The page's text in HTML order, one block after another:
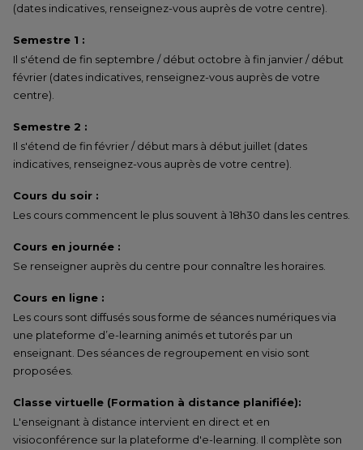
(dates indicatives, renseignez-vous auprès de votre centre).
Semestre 1 :
Il s'étend de fin septembre / début octobre à fin janvier / début
février (dates indicatives, renseignez-vous auprès de votre
centre).
Semestre 2 :
Il s'étend de fin février / début mars à début juillet (dates
indicatives, renseignez-vous auprès de votre centre).
Cours du soir :
Les cours commencent le plus souvent à 18h30 dans les centres.
Cours en journée :
Se renseigner auprès du centre pour connaître les horaires.
Cours en ligne :
Les cours sont diffusés sous forme de séances numériques via
une plateforme d’e-learning animés et tutorés par un
enseignant. Des séances de regroupement en visio sont
proposées.
Classe virtuelle (Formation à distance planifiée):
L'enseignant à distance intervient en direct et en
visioconférence sur la plateforme d'e-learning. Il complète son